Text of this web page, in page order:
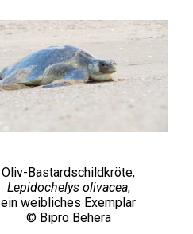
Oliv-Bastardschildkröte,
Lepidochelys olivacea,
ein weibliches Exemplar
© Bipro Behera